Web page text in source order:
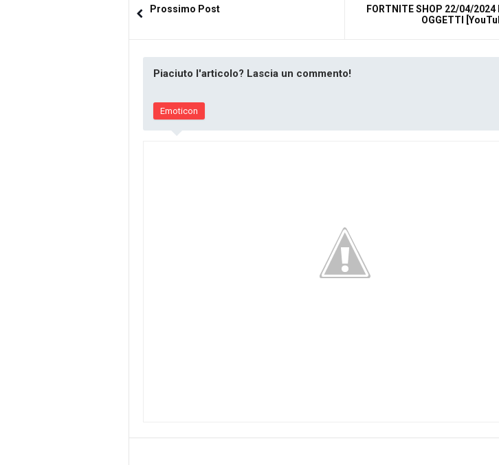
Prossimo Post
FORTNITE SHOP 22/04/2024
OGGETTI
Piaciuto l'articolo? Lascia un commento!
Emoticon